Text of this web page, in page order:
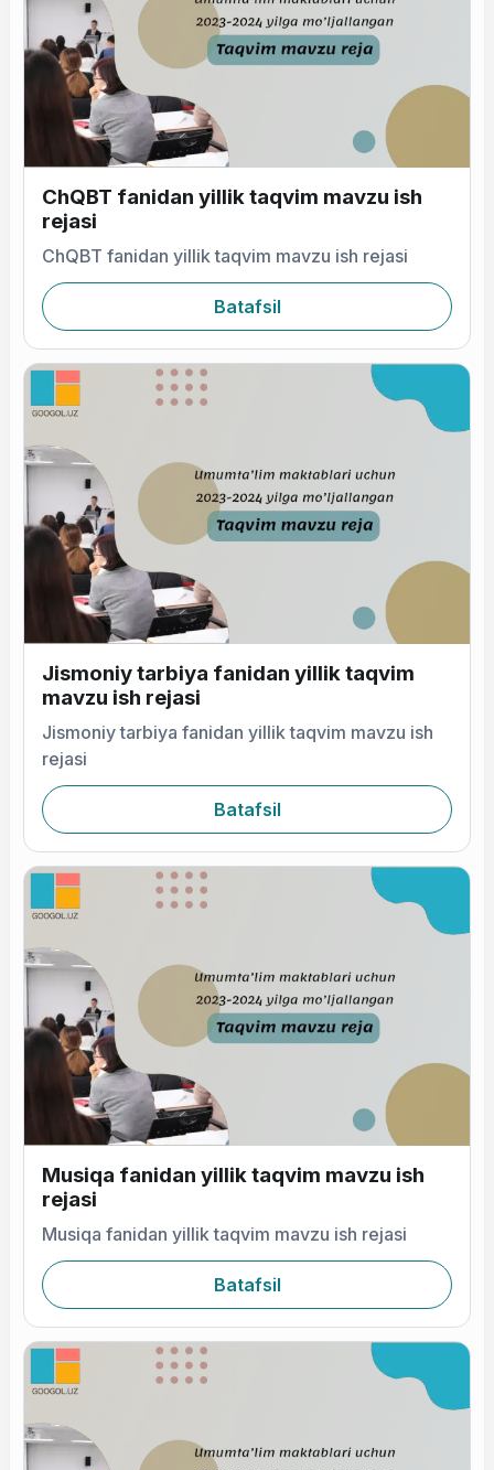
ChQBT fanidan yillik taqvim mavzu ish
rejasi
ChQBT fanidan yillik taqvim mavzu ish rejasi
Batafsil
Jismoniy tarbiya fanidan yillik taqvim
mavzu ish rejasi
Jismoniy tarbiya fanidan yillik taqvim mavzu ish
rejasi
Batafsil
Musiqa fanidan yillik taqvim mavzu ish
rejasi
Musiqa fanidan yillik taqvim mavzu ish rejasi
Batafsil